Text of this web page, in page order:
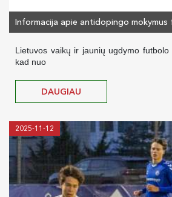
Informacija apie antidopingo mokymus
Lietuvos vaikų ir jaunių ugdymo futbolo
kad nuo
DAUGIAU
2025-11-12